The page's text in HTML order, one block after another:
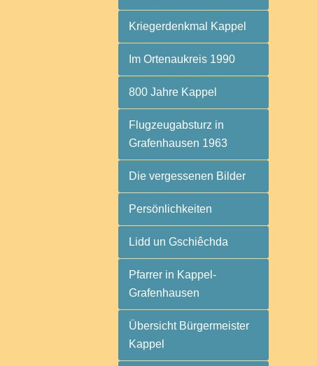
Kriegerdenkmal Kappel
Im Ortenaukreis 1990
800 Jahre Kappel
Flugzeugabsturz in
Grafenhausen 1963
Die vergessenen Bilder
Persönlichkeiten
Lidd un Gschiêchda
Pfarrer in Kappel-
Grafenhausen
Übersicht Bürgermeister
Kappel